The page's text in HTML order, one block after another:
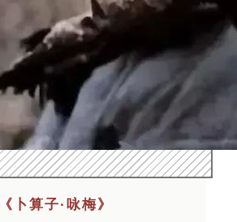
《卜算子·咏梅》